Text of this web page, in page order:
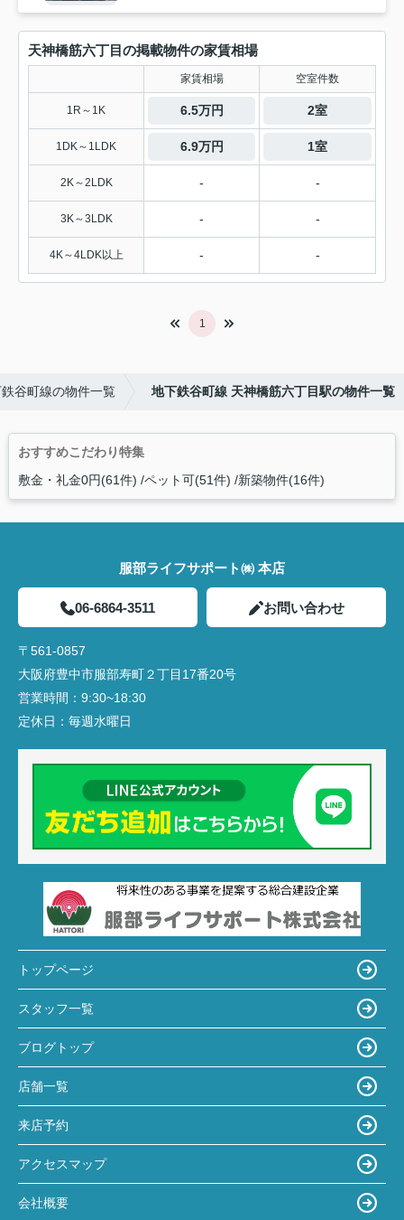
天神橋筋六丁目の掲載物件の家賃相場
家賃相場 空室件数
1R～1K 6.5万円 2室
1DK～1LDK 6.9万円 1室
2K～2LDK - -
3K～3LDK - -
4K～4LDK以上 - -
1
谷町線の物件一覧 地下鉄谷町線 天神橋筋六丁目駅の物件一覧
おすすめこだわり特集
敷金・礼金0円(61件) ペット可(51件) 新築物件(16件)
服部ライフサポート㈱ 本店
06-6864-3511 お問い合わせ
〒561-0857
大阪府豊中市服部寿町２丁目17番20号
営業時間： 9:30~18:30
定休日： 毎週水曜日
トップページ
スタッフ一覧
ブログトップ
店舗一覧
来店予約
アクセスマップ
会社概要